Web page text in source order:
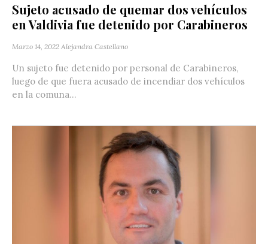
Sujeto acusado de quemar dos vehículos
en Valdivia fue detenido por Carabineros
Marzo 14, 2022 Alejandra Castellano
Un sujeto fue detenido por personal de Carabineros,
luego de que fuera acusado de incendiar dos vehículos
en la comuna...